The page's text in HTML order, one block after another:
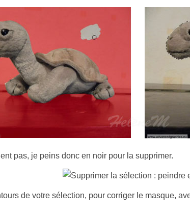
pas, je peins donc en noir pour la supprimer.
de votre sélection, pour corriger le masque,